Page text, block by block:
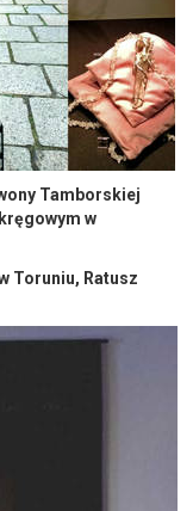
Tamborskiej
w
Toruniu, Ratusz